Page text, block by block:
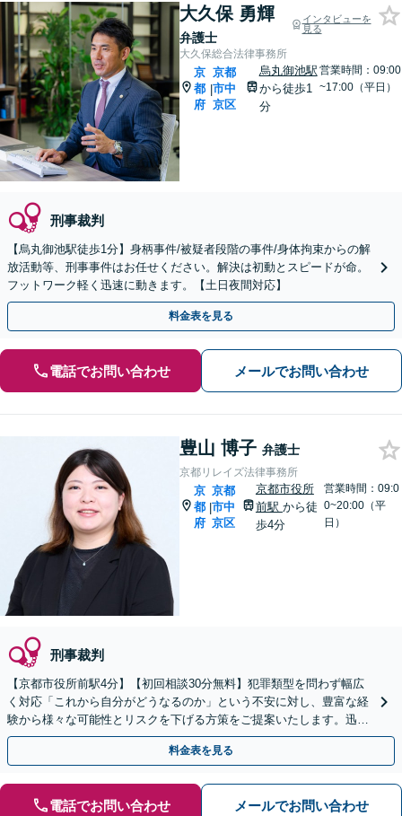
大久保 勇輝
弁護士
インタビューを
見る
大久保総合法律事務所
京
都
府
|
京都
市中
京区
烏丸御池駅
から徒歩1
分
営業時間：09:00
~17:00（平日）
刑事裁判
【烏丸御池駅徒歩1分】身柄事件/被疑者段階の事件/身体拘束からの解
放活動等、刑事事件はお任せください。解決は初動とスピードが命。
フットワーク軽く迅速に動きます。【土日夜間対応】
料金表を見る
電話でお問い合わせ メールでお問い合わせ
豊山 博子 弁護士
京都リレイズ法律事務所
京
都
府
|
京都
市中
京区
京都市役所
前駅 から徒
歩4分
営業時間：09:0
0~20:00（平
日）
刑事裁判
【京都市役所前駅4分】【初回相談30分無料】犯罪類型を問わず幅広
く対応「これから自分がどうなるのか」という不安に対し、豊富な経
験から様々な可能性とリスクを下げる方策をご提案いたします。迅速
なレスポンス体制で臨機応変に対応【休日・夜間相談可】
料金表を見る
電話でお問い合わせ メールでお問い合わせ